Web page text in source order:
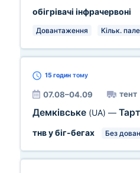
обігрівачі інфрачервоні
Довантаження Кільк.
15 годин тому
07.08–04.09 тент
Демківське (UA) —
тнв у біг-бегах
Без